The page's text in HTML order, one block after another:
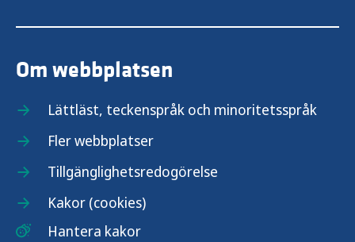
Om webbplatsen
Lättläst, teckenspråk och minoritetsspråk
Fler webbplatser
Tillgänglighetsredogörelse
Kakor (cookies)
Hantera kakor